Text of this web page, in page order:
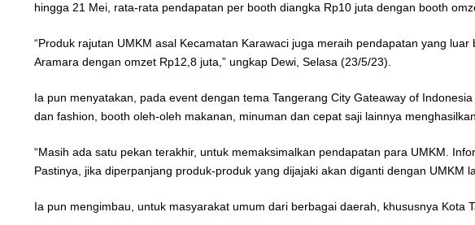
hingga 21 Mei, rata-rata pendapatan per booth diangka Rp10 juta dengan booth
“Produk rajutan UMKM asal Kecamatan Karawaci juga meraih pendapatan yang
Aramara dengan omzet Rp12,8 juta,” ungkap Dewi, Selasa (23/5/23).
Ia pun menyatakan, pada event dengan tema Tangerang City Gateaway of
dan fashion, booth oleh-oleh makanan, minuman dan cepat saji lainnya
“Masih ada satu pekan terakhir, untuk memaksimalkan pendapatan para UMKM.
Pastinya, jika diperpanjang produk-produk yang dijajaki akan diganti dengan UMKM
Ia pun mengimbau, untuk masyarakat umum dari berbagai daerah, khususnya